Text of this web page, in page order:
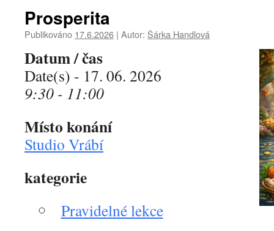
Prosperita
Publikováno 17.6.2026 | Autor: Šárka Handlová
Datum / čas
Date(s) - 17. 06. 2026
9:30 - 11:00
Místo konání
Studio Vrábí
kategorie
Pravidelné lekce